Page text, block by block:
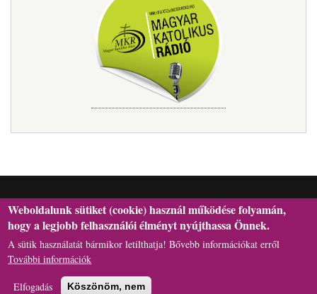
H-6301 Kalocsa, Szentháromság tér 1., Postafiók: 29. | Telefon:
+36(78)462-l66 | E-mail: hivatal[kukac]asztrik.hu
Weboldalunk sütiket (cookie) használ működése folyamán,
hogy a legjobb felhasználói élményt nyújthassa Önnek.
A sütik használatát bármikor letilthatja! Bővebb információkat erről
További információk
Elfogadás Köszönöm, nem